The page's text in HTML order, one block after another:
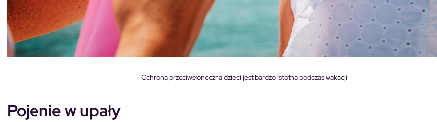
Ochrona przeciwsłoneczna dzieci jest bardzo istotna podczas wakacji
Pojenie w upały